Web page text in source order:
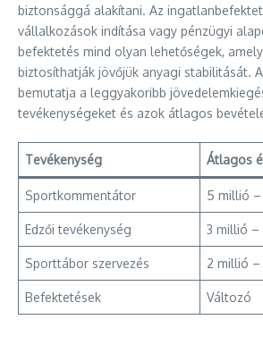
biztonsággá alakítani. Az
vállalkozások indítása vagy pénzügyi
befektetés mind olyan lehetőségek,
biztosíthatják jövőjük anyagi stabilitását.
bemutatja a leggyakoribb
tevékenységeket és azok átlagos
Tevékenység Átlagos
Sportkommentátor 5 millió
Edzői tevékenység 3 millió –
Sporttábor szervezés 2 millió –
Befektetések Változó